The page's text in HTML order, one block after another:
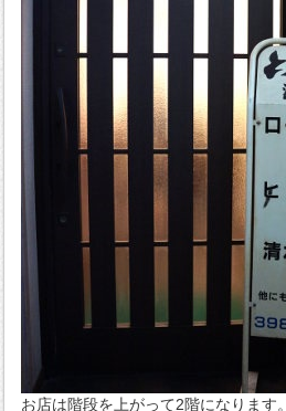
お店は階段を上がって2階になります。